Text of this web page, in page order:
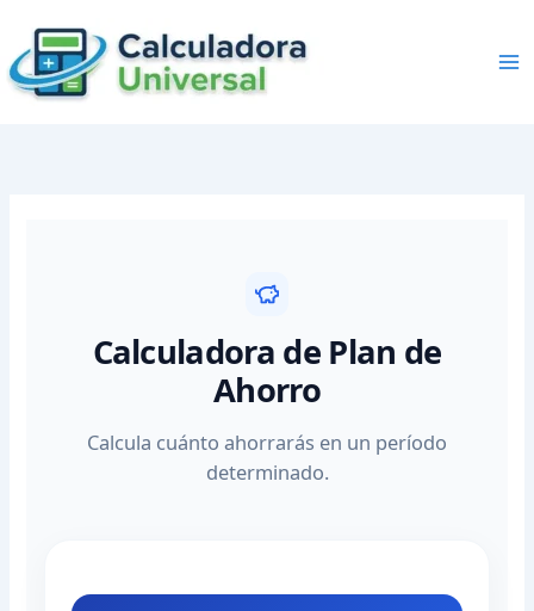
content
Calculadora de Plan de
Ahorro
Calcula cuánto ahorrarás en un período
determinado.